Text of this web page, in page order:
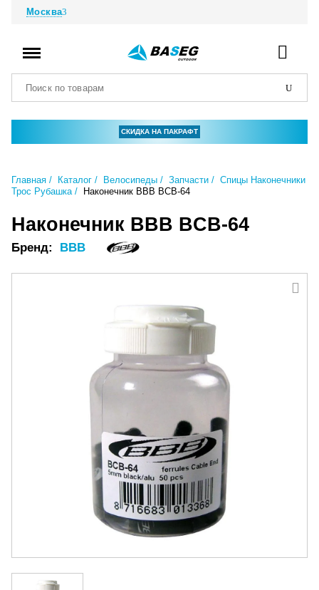
Москва
СКИДКА НА ПАКРАФТ
Главная Каталог Велосипеды Запчасти
Спицы Наконечники
Трос Рубашка
Наконечник BBB BCB-64
Наконечник BBB BCB-64
Бренд: BBB